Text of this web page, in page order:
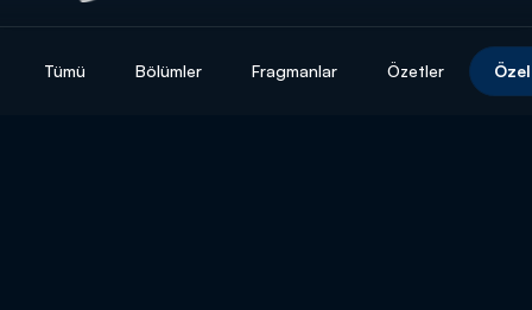
Tümü Bölümler Fragmanlar Özetler